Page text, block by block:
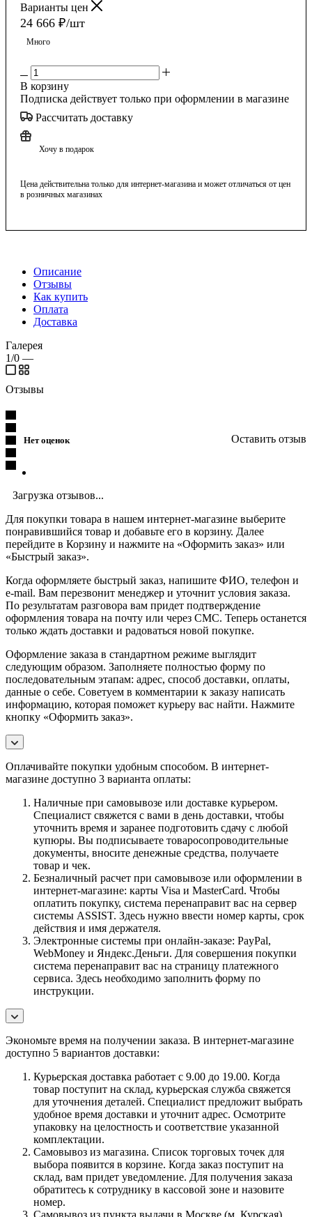
Варианты цен
24 666 ₽/шт
Много
В корзину
Подписка действует только при оформлении в магазине
Рассчитать доставку
Хочу в подарок
Цена действительна только для интернет-магазина и может отличаться от цен
в розничных магазинах
Описание
Отзывы
Как купить
Оплата
Доставка
Галерея
1/0 —
Отзывы
Нет оценок Оставить отзыв
Загрузка отзывов...
Для покупки товара в нашем интернет-магазине выберите
понравившийся товар и добавьте его в корзину. Далее
перейдите в Корзину и нажмите на «Оформить заказ» или
«Быстрый заказ».
Когда оформляете быстрый заказ, напишите ФИО, телефон и
e-mail. Вам перезвонит менеджер и уточнит условия заказа.
По результатам разговора вам придет подтверждение
оформления товара на почту или через СМС. Теперь останется
только ждать доставки и радоваться новой покупке.
Оформление заказа в стандартном режиме выглядит
следующим образом. Заполняете полностью форму по
последовательным этапам: адрес, способ доставки, оплаты,
данные о себе. Советуем в комментарии к заказу написать
информацию, которая поможет курьеру вас найти. Нажмите
кнопку «Оформить заказ».
Оплачивайте покупки удобным способом. В интернет-
магазине доступно 3 варианта оплаты:
Наличные при самовывозе или доставке курьером.
Специалист свяжется с вами в день доставки, чтобы
уточнить время и заранее подготовить сдачу с любой
купюры. Вы подписываете товаросопроводительные
документы, вносите денежные средства, получаете
товар и чек.
Безналичный расчет при самовывозе или оформлении в
интернет-магазине: карты Visa и MasterCard. Чтобы
оплатить покупку, система перенаправит вас на сервер
системы ASSIST. Здесь нужно ввести номер карты, срок
действия и имя держателя.
Электронные системы при онлайн-заказе: PayPal,
WebMoney и Яндекс.Деньги. Для совершения покупки
система перенаправит вас на страницу платежного
сервиса. Здесь необходимо заполнить форму по
инструкции.
Экономьте время на получении заказа. В интернет-магазине
доступно 5 вариантов доставки:
Курьерская доставка работает с 9.00 до 19.00. Когда
товар поступит на склад, курьерская служба свяжется
для уточнения деталей. Специалист предложит выбрать
удобное время доставки и уточнит адрес. Осмотрите
упаковку на целостность и соответствие указанной
комплектации.
Самовывоз из магазина. Список торговых точек для
выбора появится в корзине. Когда заказ поступит на
склад, вам придет уведомление. Для получения заказа
обратитесь к сотруднику в кассовой зоне и назовите
номер.